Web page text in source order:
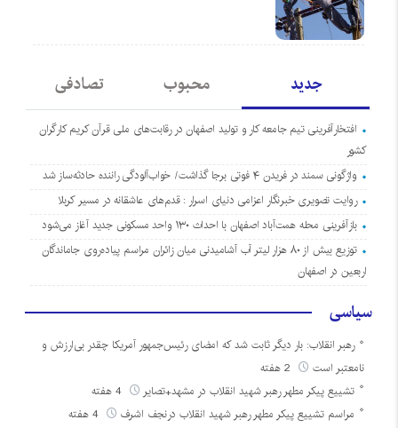
جدید محبوب تصادفی
افتخارآفرینی تیم جامعه کار و تولید اصفهان در رقابت‌های ملی قرآن کریم کارگران
کشور
واژگونی سمند در فریدن ۴ فوتی برجا گذاشت/ خواب‌آلودگی راننده حادثه‌ساز شد
روایت تصویری خبرنگار اعزامی دنیای اسرار : قدم‌های عاشقانه در مسیر کربلا
بازآفرینی محله همت‌آباد اصفهان با احداث ۱۳۰ واحد مسکونی جدید آغاز می‌شود
توزیع بیش از ۸۰ هزار لیتر آب آشامیدنی میان زائران مراسم پیاده‌روی جاماندگان
اربعین در اصفهان
سیاسی
رهبر انقلاب: بار دیگر ثابت شد که امضای رئیس‌جمهور آمریکا چقدر بی‌ارزش و
نامعتبر است
تشییع پیکر مطهر رهبر شهید انقلاب در مشهد+تصایر
مراسم تشییع پیکر مطهر رهبر شهید انقلاب درنجف اشرف